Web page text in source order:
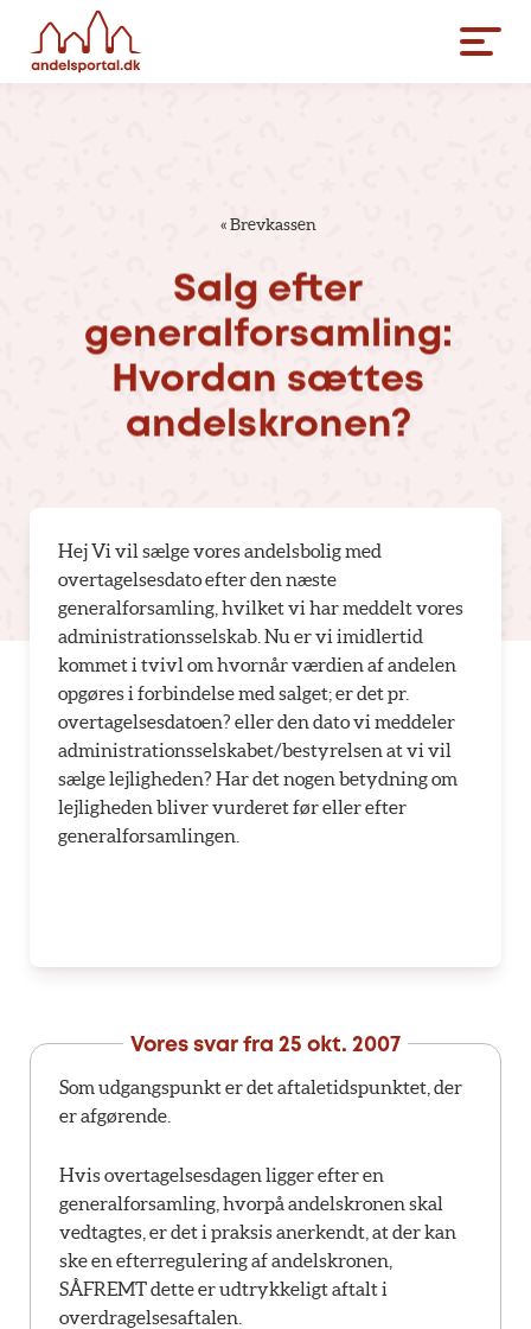
«Brevkassen
Salg efter
generalforsamling:
Hvordan sættes
andelskronen?
Hej Vi vil sælge vores andelsbolig med
overtagelsesdato efter den næste
generalforsamling, hvilket vi har meddelt vores
administrationsselskab. Nu er vi imidlertid
kommet i tvivl om hvornår værdien af andelen
opgøres i forbindelse med salget; er det pr.
overtagelsesdatoen? eller den dato vi meddeler
administrationsselskabet/bestyrelsen at vi vil
sælge lejligheden? Har det nogen betydning om
lejligheden bliver vurderet før eller efter
generalforsamlingen.
Vores svar fra 25 okt. 2007
Som udgangspunkt er det aftaletidspunktet, der
er afgørende.
Hvis overtagelsesdagen ligger efter en
generalforsamling, hvorpå andelskronen skal
vedtagtes, er det i praksis anerkendt, at der kan
ske en efterregulering af andelskronen,
SÅFREMT dette er udtrykkeligt aftalt i
overdragelsesaftalen.